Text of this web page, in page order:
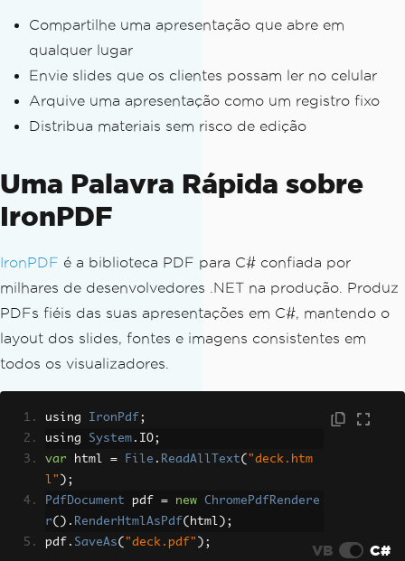
Compartilhe uma apresentação que abre em
qualquer lugar
Envie slides que os clientes possam ler no celular
Arquive uma apresentação como um registro fixo
Distribua materiais sem risco de edição
Uma Palavra Rápida sobre
IronPDF
IronPDF é a biblioteca PDF para C# confiada por
milhares de desenvolvedores .NET na produção. Produz
PDFs fiéis das suas apresentações em C#, mantendo o
layout dos slides, fontes e imagens consistentes em
todos os visualizadores.
using IronPdf ;
using System . IO;
var html = File . ReadAllText( "deck.htm
l" );
PdfDocument pdf = new
ChromePdfRendere
r(). RenderHtmlAsPdf( html );
pdf . SaveAs( "deck.pdf" ); VB C#